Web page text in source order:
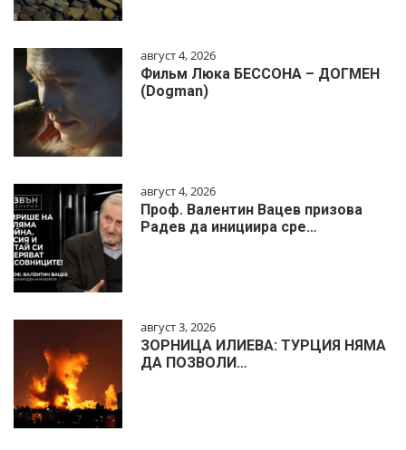
август 4, 2026
Фильм Люка БЕССОНА – ДОГМЕН
(Dogman)
август 4, 2026
Проф. Валентин Вацев призова
Радев да инициира сре…
август 3, 2026
ЗОРНИЦА ИЛИЕВА: ТУРЦИЯ НЯМА
ДА ПОЗВОЛИ…